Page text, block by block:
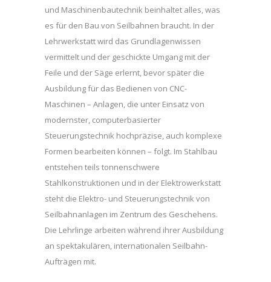
und Maschinenbautechnik beinhaltet alles, was
es für den Bau von Seilbahnen braucht. In der
Lehrwerkstatt wird das Grundlagenwissen
vermittelt und der geschickte Umgang mit der
Feile und der Säge erlernt, bevor später die
Ausbildung für das Bedienen von CNC-
Maschinen – Anlagen, die unter Einsatz von
modernster, computerbasierter
Steuerungstechnik hochpräzise, auch komplexe
Formen bearbeiten können – folgt. Im Stahlbau
entstehen teils tonnenschwere
Stahlkonstruktionen und in der Elektrowerkstatt
steht die Elektro- und Steuerungstechnik von
Seilbahnanlagen im Zentrum des Geschehens.
Die Lehrlinge arbeiten während ihrer Ausbildung
an spektakulären, internationalen Seilbahn-
Aufträgen mit.